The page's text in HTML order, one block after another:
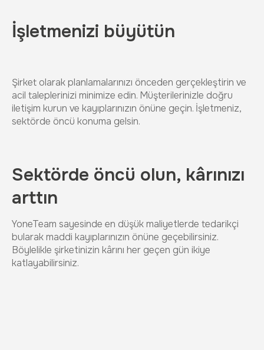
İşletmenizi büyütün
Şirket olarak planlamalarınızı önceden gerçekleştirin ve
acil taleplerinizi minimize edin. Müşterilerinizle doğru
iletişim kurun ve kayıplarınızın önüne geçin. İşletmeniz,
sektörde öncü konuma gelsin.
Sektörde öncü olun, kârınızı
arttın
YoneTeam sayesinde en düşük maliyetlerde tedarikçi
bularak maddi kayıplarınızın önüne geçebilirsiniz.
Böylelikle şirketinizin kârını her geçen gün ikiye
katlayabilirsiniz.